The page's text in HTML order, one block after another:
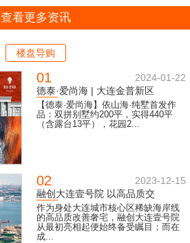
查看更多资讯
楼盘导购
01
2024-01-22
德泰·爱尚海 | 大连金普新区
【德泰·爱尚海】依山海·纯墅首发作
品：双拼别墅约200平，实得440平
（含露台13平），花园2...
02
2023-12-15
融创大连壹号院 以高品质交
作为身处大连城市核心区稀缺海岸线
的高品质改善奢宅，融创大连壹号院
从最初亮相起便始终备受瞩目；而在
成...